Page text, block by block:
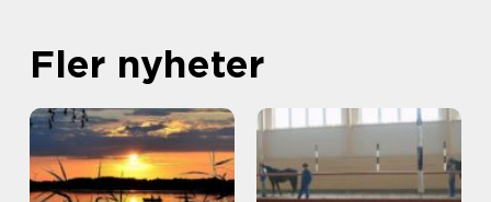
Fler nyheter